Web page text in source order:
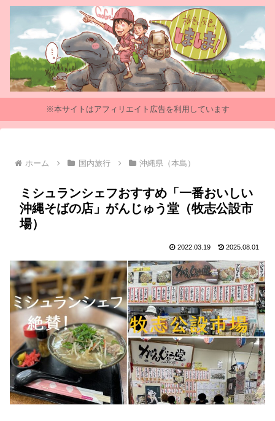
※本サイトはアフィリエイト広告を利用しています
ホーム 国内旅行 沖縄県（本島）
ミシュランシェフおすすめ「一番おいしい
沖縄そばの店」がんじゅう堂（牧志公設市
場）
2022.03.19 2025.08.01